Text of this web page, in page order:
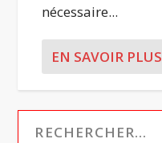
nécessaire...
EN SAVOIR PLUS